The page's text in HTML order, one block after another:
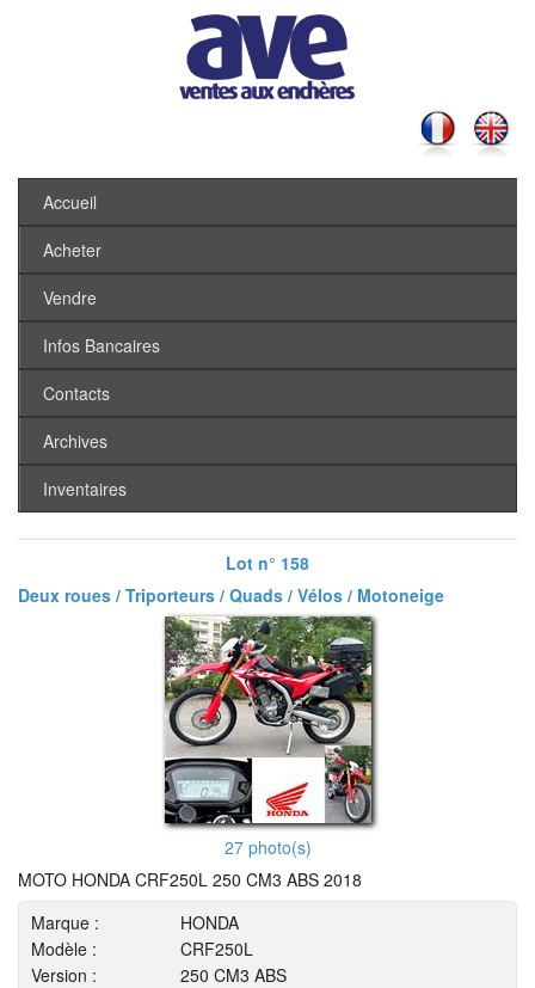
Accueil
Acheter
Vendre
Infos Bancaires
Contacts
Archives
Inventaires
Lot n° 158
Deux roues / Triporteurs / Quads / Vélos / Motoneige
27 photo(s)
MOTO HONDA CRF250L 250 CM3 ABS 2018
Marque :
HONDA
Modèle :
CRF250L
Version :
250 CM3 ABS